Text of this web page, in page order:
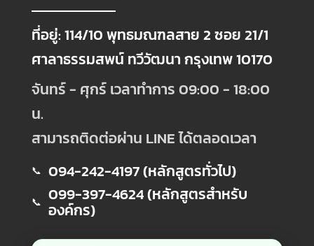
ที่อยู่: 114/10 พุทธมณฑลสาย 2 ซอย 21/1
ศาลาธรรมสพน์ ทวีวัฒนา กรุงเทพ 10170
จันทร์ - ศุกร์ เวลาทำการ 09:00 - 18:00
น.
สามารถติดต่อผ่าน LINE ได้ตลอดเวลา
📞 094-242-4197 (หลักสูตรทั่วไป)
📞 099-397-4624 (หลักสูตรสำหรับ
องค์กร)